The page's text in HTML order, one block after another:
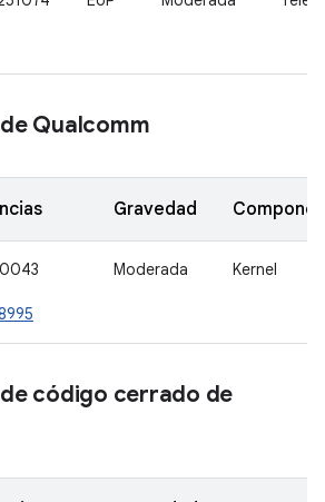
Qualcomm
Gravedad
Moderada Kernel
código cerrado de